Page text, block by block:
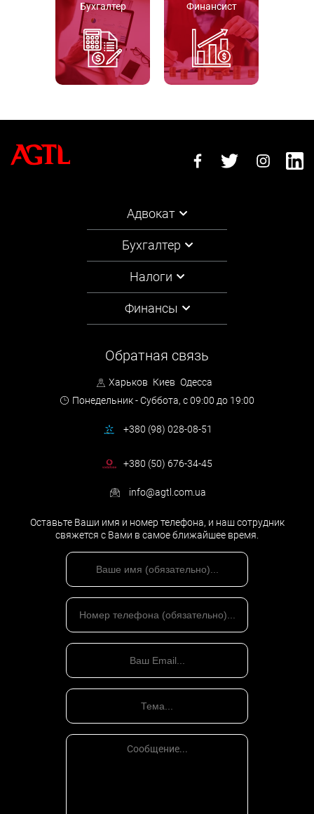
Бухгалтер Финансист
Адвокат
Бухгалтер
Налоги
Финансы
Обратная связь
Харьков Киев Одесса
Понедельник - Суббота, с 09:00 до 19:00
+380 (98) 028-08-51
+380 (50) 676-34-45
info@agtl.com.ua
Оставьте Ваши имя и номер телефона, и наш сотрудник
свяжется с Вами в самое ближайшее время.